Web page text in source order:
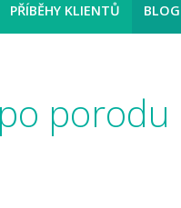
PŘÍBĚHY KLIENTŮ BLOG
porodu